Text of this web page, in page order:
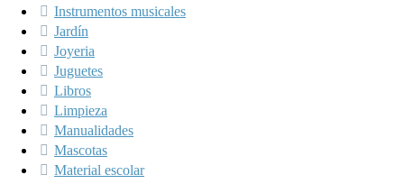
Instrumentos musicales
Jardín
Joyeria
Juguetes
Libros
Limpieza
Manualidades
Mascotas
Material escolar